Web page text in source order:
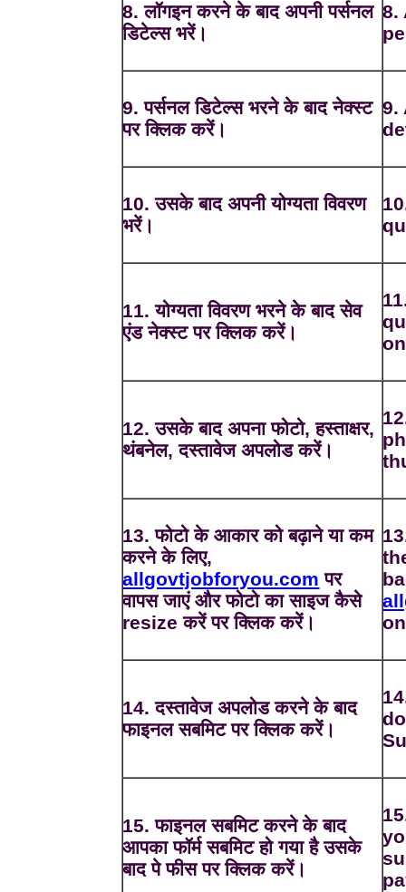
8. लॉगइन करने के बाद अपनी पर्सनल
डिटेल्स भरें।
8.
9. पर्सनल डिटेल्स भरने के बाद नेक्स्ट
पर क्लिक करें।
9.
10. उसके बाद अपनी योग्यता विवरण
भरें।
11. योग्यता विवरण भरने के बाद सेव
एंड नेक्स्ट पर क्लिक करें।
12. उसके बाद अपना फोटो, हस्ताक्षर,
थंबनेल, दस्तावेज अपलोड करें।
13. फोटो के आकार को बढ़ाने या कम
करने के लिए,
allgovtjobforyou.com पर
वापस जाएं और फोटो का साइज कैसे
resize करें पर क्लिक करें।
14. दस्तावेज अपलोड करने के बाद
फाइनल सबमिट पर क्लिक करें।
15. फाइनल सबमिट करने के बाद
आपका फॉर्म सबमिट हो गया है उसके
बाद पे फीस पर क्लिक करें।